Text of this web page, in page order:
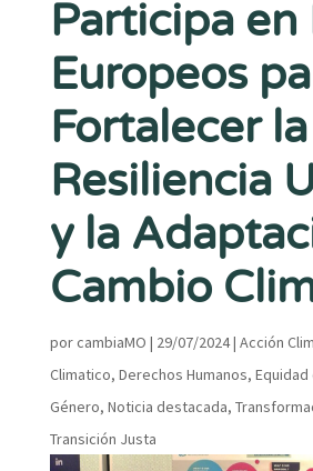
Participa en
Europeos
Fortalecer la
Resiliencia
y la
Cambio
porcambiaMO | 29/07/2024| Acción
Climatico, Derechos Humanos,
Género, Noticia destacada,
Transición Justa